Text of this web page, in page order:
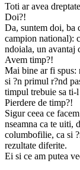
Toti ar avea
Doi?!
Da, suntem doi, ba
campion national):
ndoiala, un avantaj
Avem timp?!
Mai bine ar fi spus:
si ?n primul r?nd
timpul trebuie sa ti-
Pierdere de timp?!
Sigur ceea ce
nseamna ca te uiti,
columbofilie, ca si
rezultate diferite.
Ei si ce am putea